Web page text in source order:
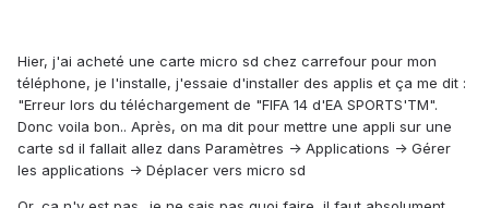
Hier, j'ai acheté une carte micro sd chez carrefour pour mon
téléphone, je l'installe, j'essaie d'installer des applis et ça me dit :
"Erreur lors du téléchargement de "FIFA 14 d'EA SPORTS'TM".
Donc voila bon.. Après, on ma dit pour mettre une appli sur une
carte sd il fallait allez dans Paramètres -> Applications -> Gérer
les applications -> Déplacer vers micro sd